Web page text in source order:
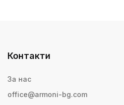
Контакти
За нас
office@armoni-bg.com